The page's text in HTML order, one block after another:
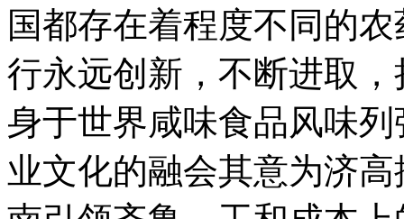
国都存在着程度不同的
行永远创新，不断进取
身于世界咸味食品风味
业文化的融会其意为济